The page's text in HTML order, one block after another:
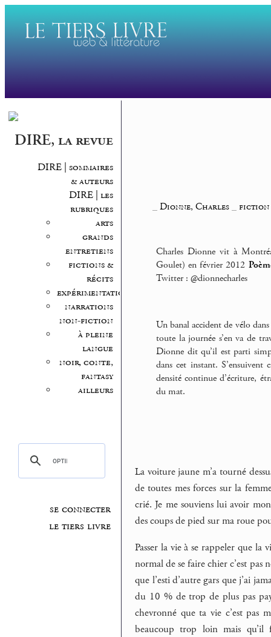
DIRE, la revue
DIRE | sommaires
& auteurs
DIRE | les
rubriques
arts
grands
entretiens
fictions &
récits
expérimentation
narrations
non-fiction
à pleine
langue
noir, conte,
fantasy
ailleurs
se connecter
le tiers livre
Dionne, Charles_ fiction
Charles Dionne vit à
Goulet) en février 2012
Twitter : @dionnecharles
Un banal accident de vélo
toute la journée s’en va de
Dionne dit qu’il est parti
dans cet instant.
densité continue d’écriture,
du mat.
La voiture jaune m’a tourné
de toutes mes forces sur la
crié. Je me souviens lui avoir
des coups de pied sur ma roue
Passer la vie à se rappeler que la
normal de se faire chier c’est
que l’esti d’autre gars que j’ai
du 10 % de trop de plus pas
chevronné que ta vie c’est pas
beaucoup trop loin mais